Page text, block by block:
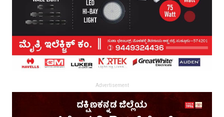
Advertisement